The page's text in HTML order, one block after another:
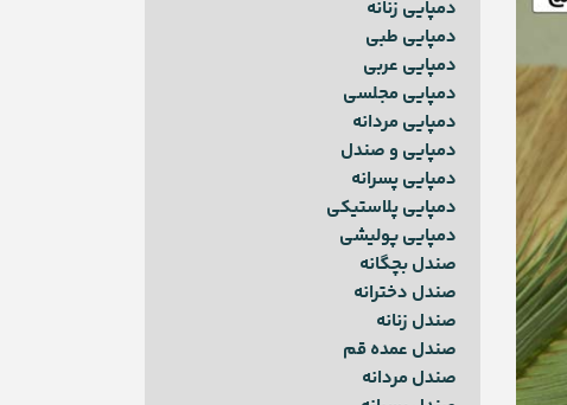
دمپایی زنانه
دمپایی طبی
دمپایی عربی
دمپایی مجلسی
دمپایی مردانه
دمپایی و صندل
دمپایی پسرانه
دمپایی پلاستیکی
دمپایی پولیشی
صندل بچگانه
صندل دخترانه
صندل زنانه
صندل عمده قم
صندل مردانه